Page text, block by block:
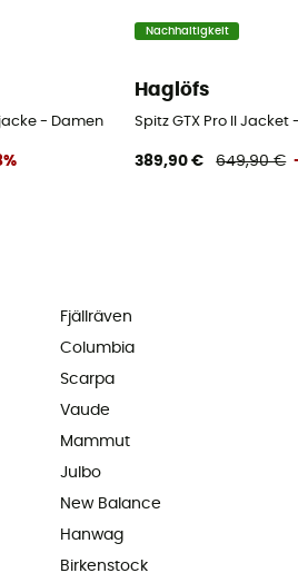
- Damen
Nachhaltigkeit
Haglöfs
Spitz GTX Pro II
389,90 € 649,90 €
Fjällräven
Columbia
Scarpa
Vaude
Mammut
Julbo
New Balance
Hanwag
Birkenstock